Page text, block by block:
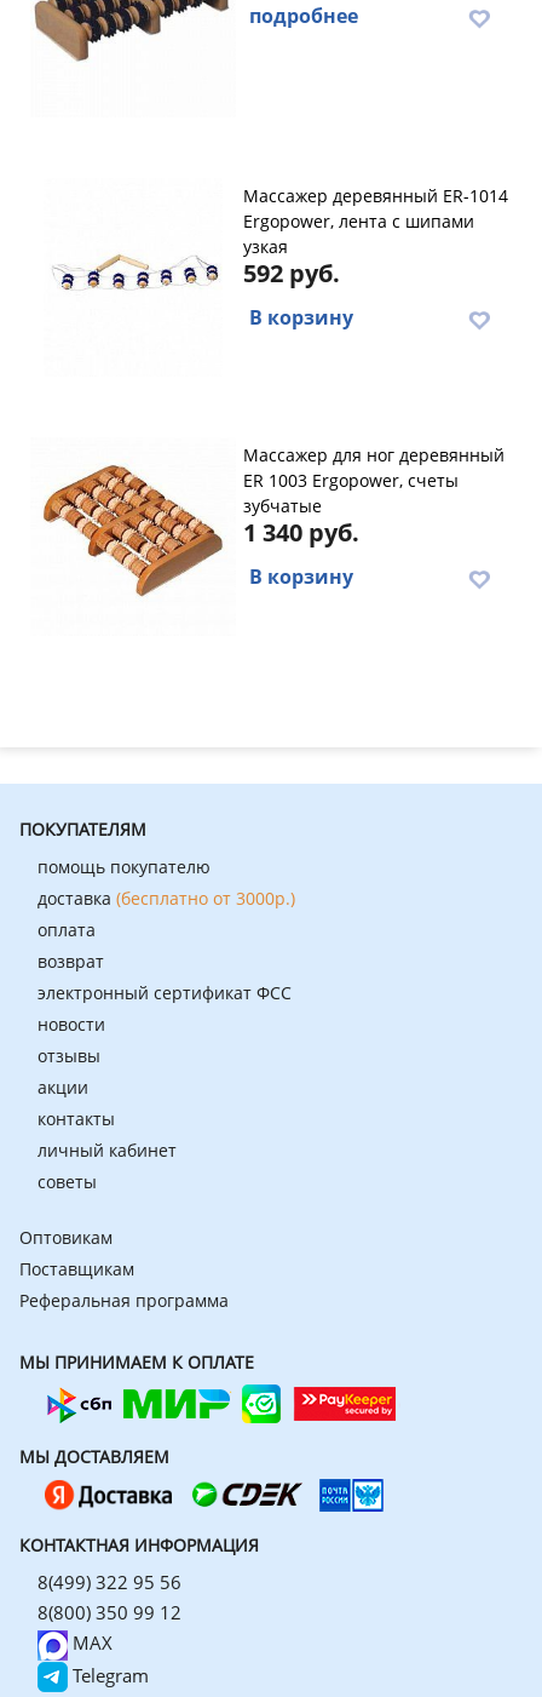
подробнее
Массажер деревянный ER-1014
Ergopower, лента с шипами
узкая
592 руб.
В корзину
Массажер для ног деревянный
ER 1003 Ergopower, счеты
зубчатые
1 340 руб.
В корзину
ПОКУПАТЕЛЯМ
помощь покупателю
доставка (бесплатно от 3000р.)
оплата
возврат
электронный сертификат ФСС
новости
отзывы
акции
контакты
личный кабинет
советы
Оптовикам
Поставщикам
Реферальная программа
МЫ ПРИНИМАЕМ К ОПЛАТЕ
МЫ ДОСТАВЛЯЕМ
КОНТАКТНАЯ ИНФОРМАЦИЯ
8(499) 322 95 56
8(800) 350 99 12
MAX
Telegram